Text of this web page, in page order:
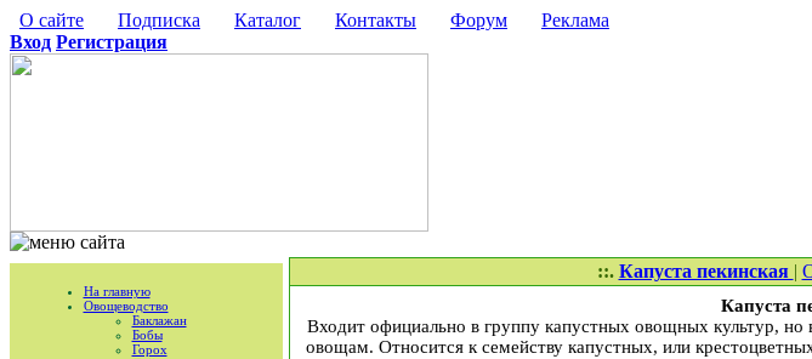
О сайте Подписка Каталог Контакты Форум
Реклама
Вход Регистрация
На главную
Овощеводство
Баклажан
Бобы
Горох
::. Капуста пекинская |
Капуста
Входит официально в группу капустных овощных культур, но
овощам. Относится к семейству капустных, или